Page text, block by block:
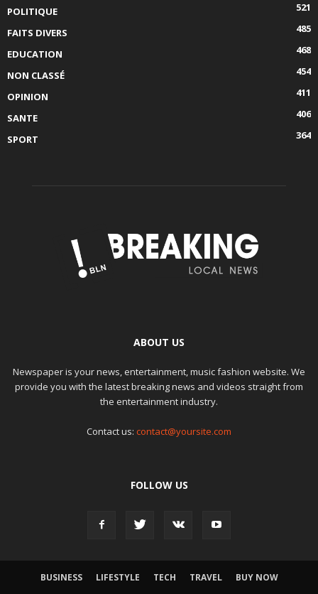
POLITIQUE
521
FAITS DIVERS
485
EDUCATION
468
NON CLASSÉ
454
OPINION
411
SANTE
406
SPORT
364
ABOUT US
Newspaper is your news, entertainment, music fashion website. We
provide you with the latest breaking news and videos straight from
the entertainment industry.
Contact us: contact@yoursite.com
FOLLOW US
BUSINESS LIFESTYLE TECH TRAVEL BUY NOW